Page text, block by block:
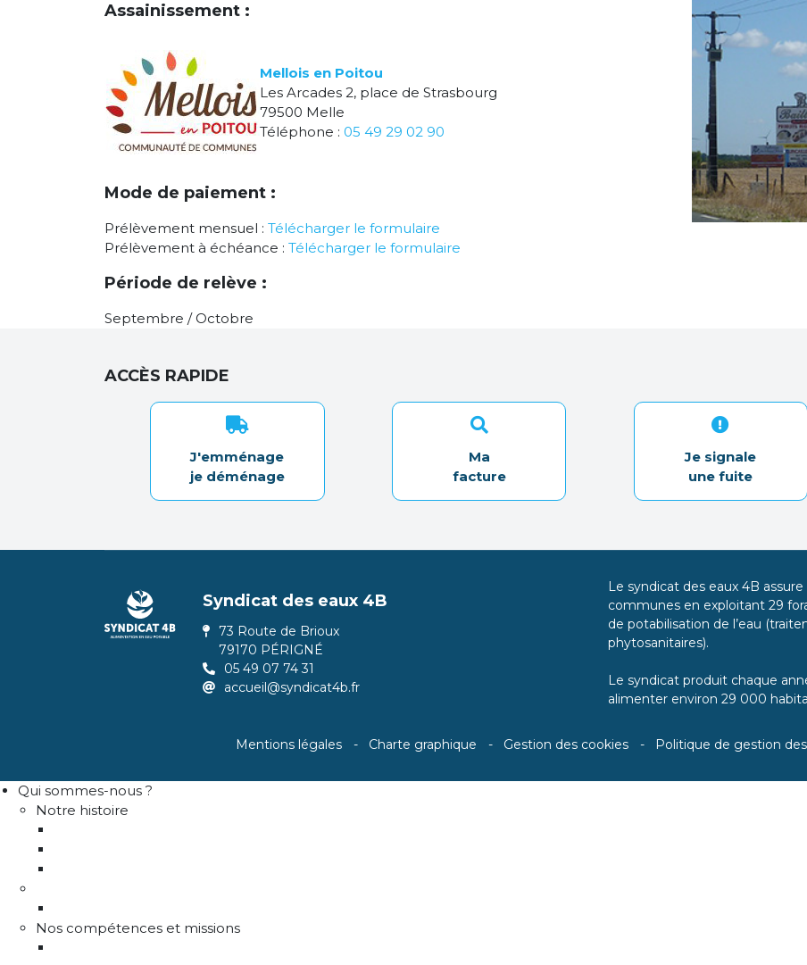
Assainissement :
Mellois en Poitou
Les Arcades 2, place de Strasbourg
79500 Melle
Téléphone : 05 49 29 02 90
Mode de paiement :
Prélèvement mensuel : Télécharger le formulaire
Prélèvement à échéance : Télécharger le formulaire
Période de relève :
Septembre / Octobre
ACCÈS RAPIDE
J'emménage
je déménage
Ma
facture
Je signale
une fuite
Syndicat des eaux 4B
73 Route de Brioux
79170 PÉRIGNÉ
05 49 07 74 31
accueil@syndicat4b.fr
Le syndicat des eaux 4B
communes en exploitant 29
de potabilisation de l’eau
phytosanitaires).
Le syndicat produit chaque
alimenter environ 29 000
Mentions légales Charte graphique Gestion des cookies Politique de gestion
Qui sommes-nous ?
Notre histoire
Nos compétences et missions